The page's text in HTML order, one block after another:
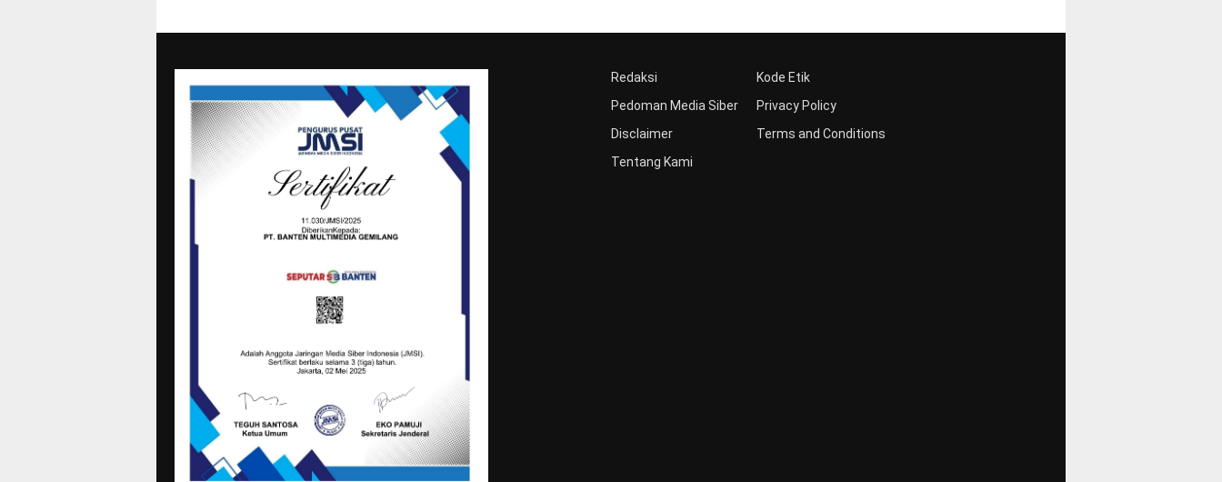
Redaksi
Pedoman Media Siber
Disclaimer
Tentang Kami
Kode Etik
Privacy Policy
Terms and Conditions